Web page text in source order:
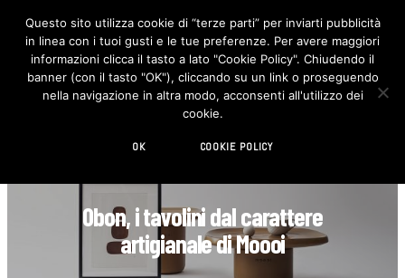
F
c
e
b
o
I
n
s
t
Obon, i tavolini dal carattere
artigianale di Moooi
Questo sito utilizza cookie di “terze parti” per inviarti pubblicità
in linea con i tuoi gusti e le tue preferenze. Per avere maggiori
informazioni clicca il tasto a lato "Cookie Policy". Chiudendo il
banner (con il tasto "OK"), cliccando su un link o proseguendo
nella navigazione in altra modo, acconsenti all'utilizzo dei
cookie.
OK COOKIE POLICY